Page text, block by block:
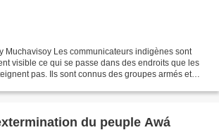
Muchavisoy Les communicateurs indigènes sont
visible ce qui se passe dans des endroits que les
pas. Ils sont connus des groupes armés et
du peuple Awá